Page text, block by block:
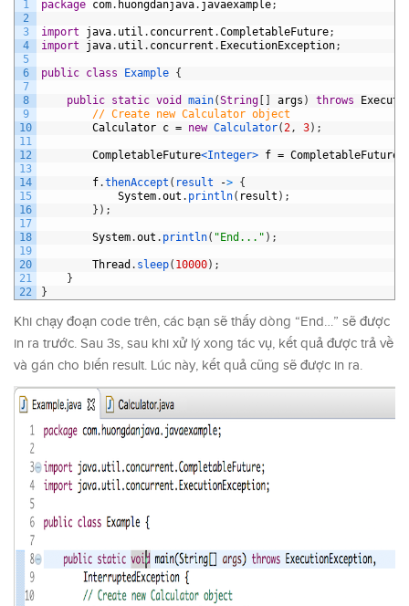
1
2
3
4
5
6
7
8
9
10
11
12
13
14
15
16
17
18
19
20
21
22
package com. huongdanjava. javaexample;
import java. util . concurrent .CompletableFuture;
import
java. util . concurrent . ExecutionException;
public class Example {
public static void main(String [ ] args ) throws
// Create new Calculator object
Calculator c = new Calculator( 2 , 3) ;
CompletableFuture<Integer> f = CompletableFuture
f.thenAccept ( result -> {
System.out . println( result ) ;
} ) ;
System.out . println( "End..." ) ;
Thread . sleep( 10000) ;
}
}
Khi chạy đoạn code trên, các bạn sẽ thấy dòng “End…” sẽ được
in ra trước. Sau 3s, sau khi xử lý xong tác vụ, kết quả được trả về
và gán cho biến result. Lúc này, kết quả cũng sẽ được in ra.